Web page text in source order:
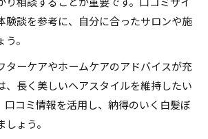
り相談することが重要です。口コミサイ
験談を参考に、自分に合ったサロンや施
。
ターケアやホームケアのアドバイスが充
、長く美しいヘアスタイルを維持したい
口コミ情報を活用し、納得のいく白髪ぼ
ょう。